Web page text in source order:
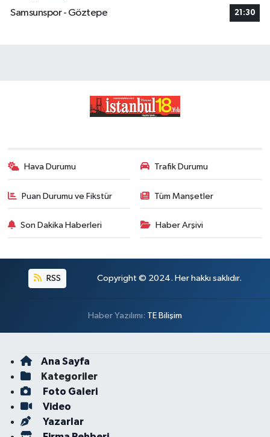
Samsunspor - Göztepe
21:30
Hava Durumu Trafik Durumu
Puan Durumu ve Fikstür Tüm Manşetler
Son Dakika Haberleri Haber Arşivi
RSS Copyright © 2024. Her hakkı saklıdır.
Haber Yazılımı: TE Bilişim
Ana Sayfa
Kategoriler
Foto Galeri
Video
Yazarlar